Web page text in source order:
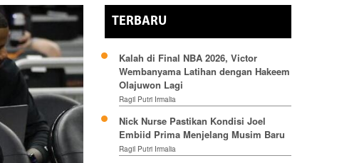
TERBARU
Kalah di Final NBA 2026, Victor
Wembanyama Latihan dengan Hakeem
Olajuwon Lagi
Ragil Putri Irmalia
Nick Nurse Pastikan Kondisi Joel
Embiid Prima Menjelang Musim Baru
Ragil Putri Irmalia